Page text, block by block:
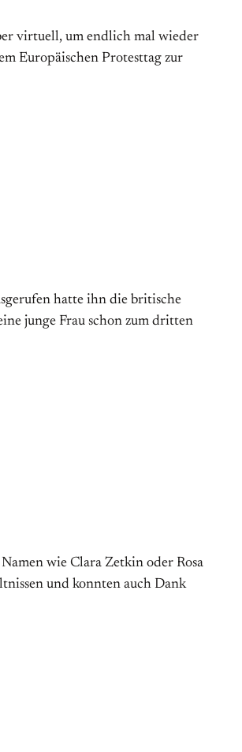
virtuell, um endlich mal wieder
Europäischen Protesttag zur
hatte ihn die britische
junge Frau schon zum dritten
wie Clara Zetkin oder Rosa
und konnten auch Dank